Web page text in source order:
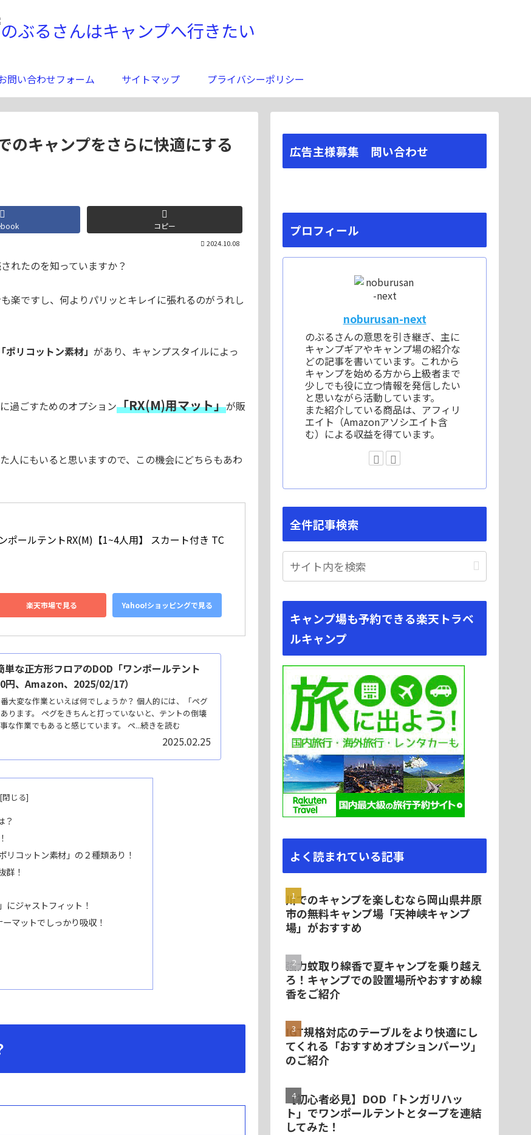
問い合わせフォーム サイトマップ プライバシーポリシー
のキャンプをさらに快適にする
コピー
2024.10.08
れたのを知っていますか？
楽ですし、何よりパリッとキレイに張れるのがうれし
「ポリコットン素材」 があり、キャンプスタイルによっ
過ごすためのオプション「RX(M)用マット」が販
人にもいると思いますので、この機会にどちらもあわ
ポールテントRX(M)【1~4人用】 スカート付き TC
楽天市場で見る Yahoo!ショッピングで見る
単な正方形フロアのDOD「ワンポールテント
円、Amazon、2025/02/17）
大変な作業といえば何でしょうか？ 個人的には、「ペグ
ります。 ペグをきちんと打っていないと、テントの倒壊
な作業でもあると感じています。 ペ...続きを読む
2025.02.25
？
リコットン素材」の２種類あり！
群！
にジャストフィット！
マットでしっかり吸収！
広告主様募集 問い合わせ
プロフィール
noburusan-next
のぶるさんの意思を引き継ぎ、主に
キャンプギアやキャンプ場の紹介な
どの記事を書いています。これから
キャンプを始める方から上級者まで
少しでも役に立つ情報を発信したい
と思いながら活動しています。
また紹介している商品は、アフィリ
エイト（Amazonアソシエイト含
む）による収益を得ています。
全件記事検索
キャンプ場も予約できる楽天トラベ
ルキャンプ
よく読まれている記事
川でのキャンプを楽しむなら岡山県井原
市の無料キャンプ場「天神峡キャンプ
場」がおすすめ
強力蚊取り線香で夏キャンプを乗り越え
ろ！キャンプでの設置場所やおすすめ線
香をご紹介
IGT規格対応のテーブルをより快適にし
てくれる「おすすめオプションパーツ」
のご紹介
【初心者必見】DOD「トンガリハッ
ト」でワンポールテントとタープを連結
してみた！